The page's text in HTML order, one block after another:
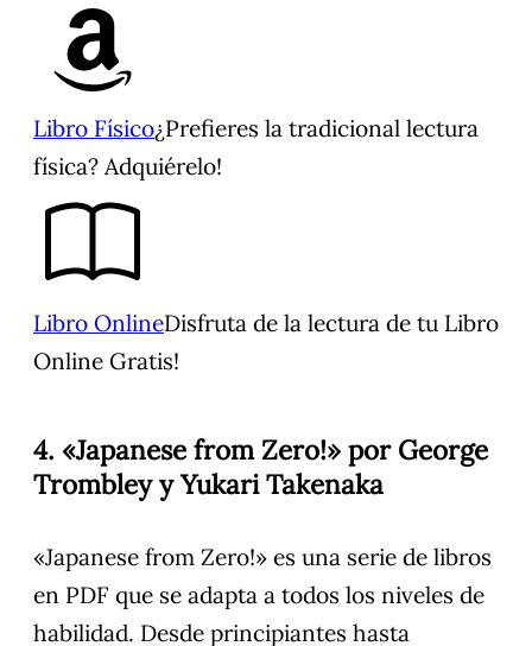
Libro Físico¿Prefieres la tradicional lectura
física? Adquiérelo!
Libro OnlineDisfruta de la lectura de tu Libro
Online Gratis!
4. «Japanese from Zero!» por George
Trombley y Yukari Takenaka
«Japanese from Zero!» es una serie de libros
en PDF que se adapta a todos los niveles de
habilidad. Desde principiantes hasta